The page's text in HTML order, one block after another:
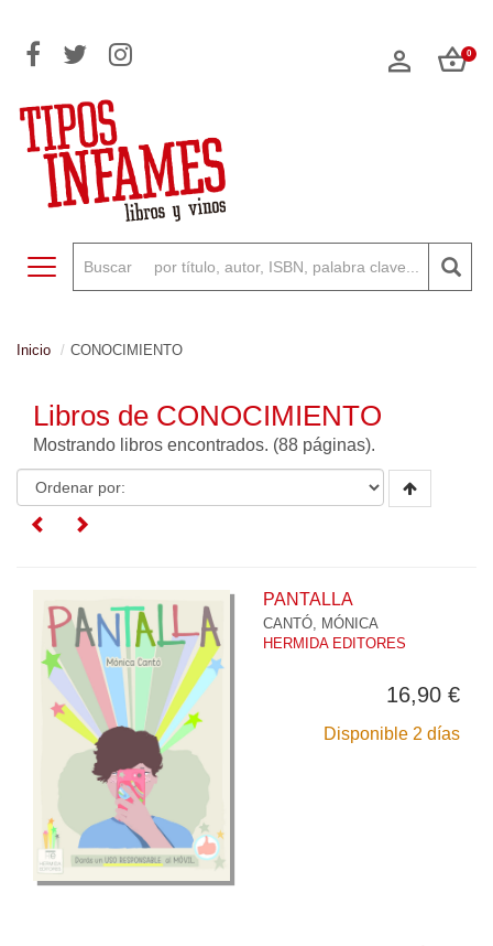
0
Toggle navigation
Inicio CONOCIMIENTO
Libros de CONOCIMIENTO
Mostrando libros encontrados. (88 páginas).
PANTALLA
CANTÓ, MÓNICA
HERMIDA EDITORES
16,90 €
Disponible 2 días